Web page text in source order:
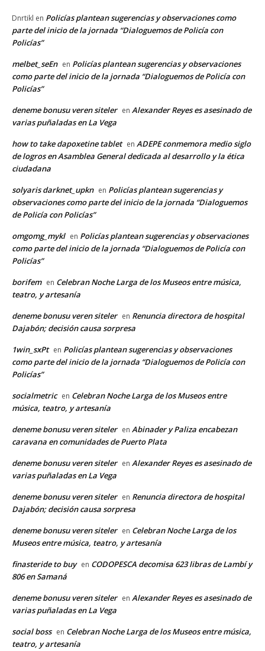
Dnrtikl en Policías plantean sugerencias y observaciones como
parte del inicio de la jornada “Dialoguemos de Policía con
Policías”
melbet_seEn en Policías plantean sugerencias y observaciones
como parte del inicio de la jornada “Dialoguemos de Policía con
Policías”
deneme bonusu veren siteler en Alexander Reyes es asesinado de
varias puñaladas en La Vega
how to take dapoxetine tablet en ADEPE conmemora medio siglo
de logros en Asamblea General dedicada al desarrollo y la ética
ciudadana
solyaris darknet_upkn en Policías plantean sugerencias y
observaciones como parte del inicio de la jornada “Dialoguemos
de Policía con Policías”
omgomg_mykl en Policías plantean sugerencias y observaciones
como parte del inicio de la jornada “Dialoguemos de Policía con
Policías”
borifem en Celebran Noche Larga de los Museos entre música,
teatro, y artesanía
deneme bonusu veren siteler en Renuncia directora de hospital
Dajabón; decisión causa sorpresa
1win_sxPt en Policías plantean sugerencias y observaciones
como parte del inicio de la jornada “Dialoguemos de Policía con
Policías”
socialmetric en Celebran Noche Larga de los Museos entre
música, teatro, y artesanía
deneme bonusu veren siteler en Abinader y Paliza encabezan
caravana en comunidades de Puerto Plata
deneme bonusu veren siteler en Alexander Reyes es asesinado de
varias puñaladas en La Vega
deneme bonusu veren siteler en Renuncia directora de hospital
Dajabón; decisión causa sorpresa
deneme bonusu veren siteler en Celebran Noche Larga de los
Museos entre música, teatro, y artesanía
finasteride to buy en CODOPESCA decomisa 623 libras de Lambí y
806 en Samaná
deneme bonusu veren siteler en Alexander Reyes es asesinado de
varias puñaladas en La Vega
social boss en Celebran Noche Larga de los Museos entre música,
teatro, y artesanía